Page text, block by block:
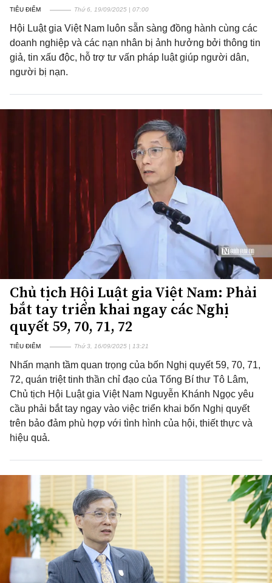
TIÊU ĐIỂM Thứ 6, 19/09/2025 | 07:00
Hội Luật gia Việt Nam luôn sẵn sàng đồng hành cùng các
doanh nghiệp và các nạn nhân bị ảnh hưởng bởi thông tin
giả, tin xấu độc, hỗ trợ tư vấn pháp luật giúp người dân,
người bị nạn.
Chủ tịch Hội Luật gia Việt Nam: Phải
bắt tay triển khai ngay các Nghị
quyết 59, 70, 71, 72
TIÊU ĐIỂM Thứ 3, 16/09/2025 | 13:21
Nhấn mạnh tầm quan trọng của bốn Nghị quyết 59, 70, 71,
72, quán triệt tinh thần chỉ đạo của Tổng Bí thư Tô Lâm,
Chủ tịch Hội Luật gia Việt Nam Nguyễn Khánh Ngọc yêu
cầu phải bắt tay ngay vào việc triển khai bốn Nghị quyết
trên bảo đảm phù hợp với tình hình của hội, thiết thực và
hiệu quả.